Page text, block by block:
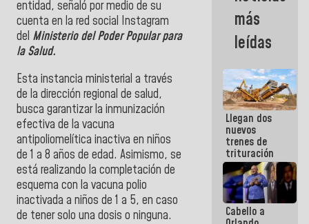
entidad, señaló por medio de su
cuenta en la red social Instagram
del Ministerio del Poder Popular para
la Salud.
Esta instancia ministerial a través
de la dirección regional de salud,
busca garantizar la inmunización
efectiva de la vacuna
antipoliomelítica inactiva en niños
de 1 a 8 años de edad. Asimismo, se
está realizando la completación de
esquema con la vacuna polio
inactivada a niños de 1 a 5, en caso
de tener solo una dosis o ninguna.
de frente
contra el
Pueblo
más
leídas
Llegan dos
nuevos
trenes de
trituración
para
optimizar
manejo de
escombros
en La Guaira
Cabello a